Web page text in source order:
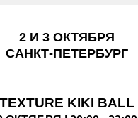
TEXTURE KIKI BALL
2 И 3 ОКТЯБРЯ
САНКТ-ПЕТЕРБУРГ